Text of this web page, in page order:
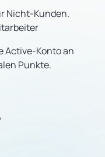
Nicht-Kunden.
Active-Konto an
Punkte.